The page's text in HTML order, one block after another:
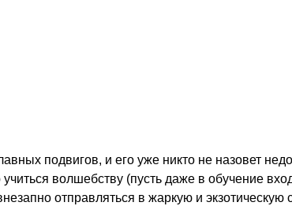
подвигов, и его уже никто не назовет
волшебству (пусть даже в обучение
отправляться в жаркую и